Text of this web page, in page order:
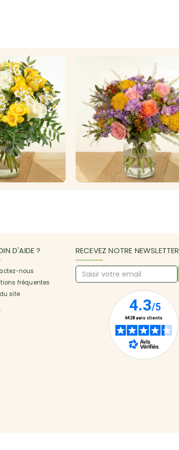
D'AIDE ?
nous
fréquentes
site
RECEVEZ NOTRE NEWSLETTER